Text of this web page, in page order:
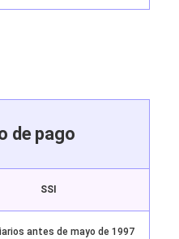
de pago
SSI
antes de mayo de 1997